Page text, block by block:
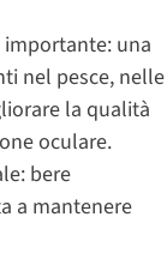
una
nel pesce, nelle
la qualità
oculare.
bere
a mantenere